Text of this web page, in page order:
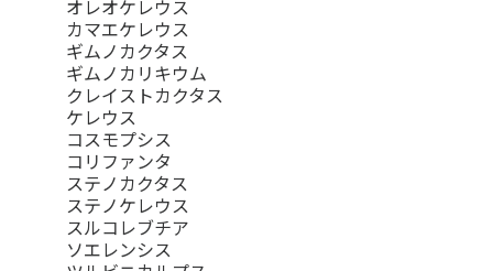
オレオケレウス
カマエケレウス
ギムノカクタス
ギムノカリキウム
クレイストカクタス
ケレウス
コスモプシス
コリファンタ
ステノカクタス
ステノケレウス
スルコレブチア
ソエレンシス